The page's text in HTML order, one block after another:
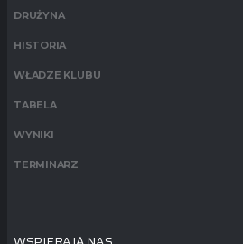
DRUŻYNA
HISTORIA
WŁADZE KLUBU
TABELA
WYNIKI
TERMINARZ